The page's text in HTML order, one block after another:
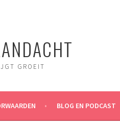
GROEIT
BLOG EN PODCAST